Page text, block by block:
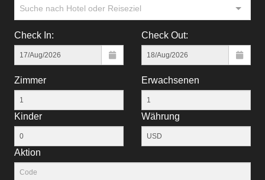
Suche nach Hotel oder Reiseziel
Check In: Check Out:
Zimmer Erwachsenen
Kinder Währung
Aktion